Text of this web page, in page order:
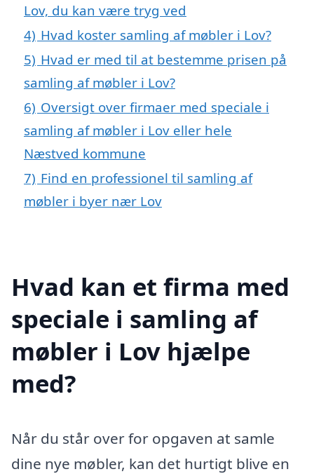
Lov, du kan være tryg ved
4) Hvad koster samling af møbler i Lov?
5) Hvad er med til at bestemme prisen på
samling af møbler i Lov?
6) Oversigt over firmaer med speciale i
samling af møbler i Lov eller hele
Næstved kommune
7) Find en professionel til samling af
møbler i byer nær Lov
Hvad kan et firma med
speciale i samling af
møbler i Lov hjælpe
med?
Når du står over for opgaven at samle
dine nye møbler, kan det hurtigt blive en